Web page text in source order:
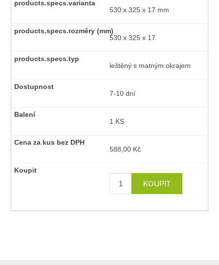
530 x 325 x 17 mm
530 x 325 x 17
leštěný s matným okrajem
7-10 dní
1 KS
588,00 Kč